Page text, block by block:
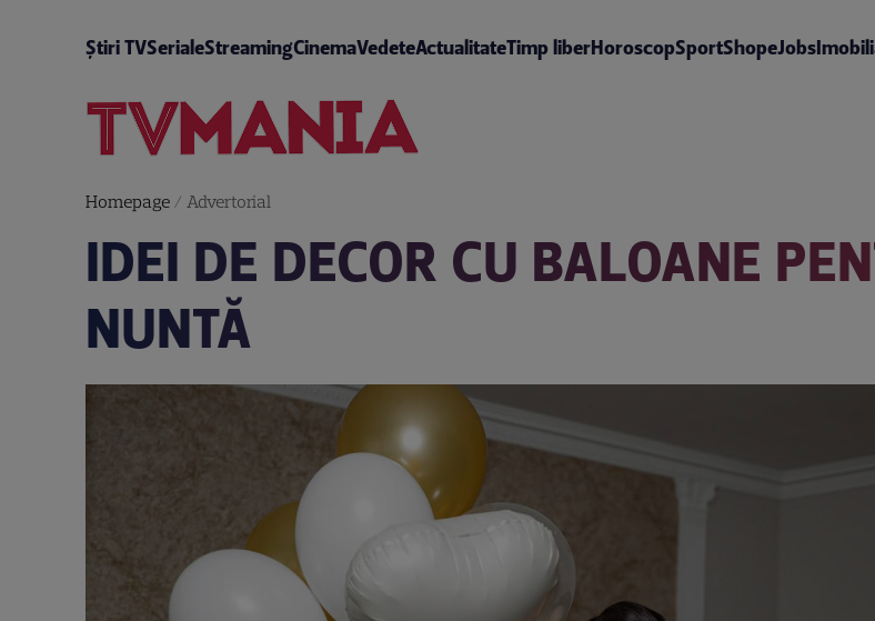
Știri TVSerialeStreamingCinemaVedeteActualitateTimp liberHoroscopSportShopeJobs
Homepage/ Advertorial
IDEI DE DECOR CU BALOANE
NUNTĂ